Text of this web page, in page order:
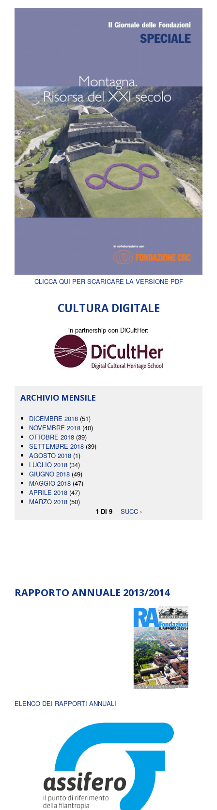
CLICCA QUI PER SCARICARE LA VERSIONE PDF
CULTURA DIGITALE
in partnership con DiCultHer:
ARCHIVIO MENSILE
DICEMBRE 2018 (51)
NOVEMBRE 2018 (40)
OTTOBRE 2018 (39)
SETTEMBRE 2018 (39)
AGOSTO 2018 (1)
LUGLIO 2018 (34)
GIUGNO 2018 (49)
MAGGIO 2018 (47)
APRILE 2018 (47)
MARZO 2018 (50)
1 DI 9
SUCC ›
RAPPORTO ANNUALE 2013/2014
ELENCO DEI RAPPORTI ANNUALI